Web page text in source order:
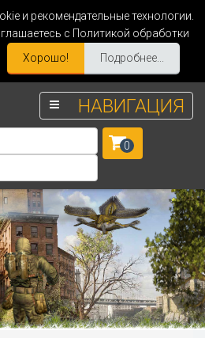
и рекомендательные технологии.
с Политикой обработки
Хорошо! Подробнее...
НАВИГАЦИЯ
0